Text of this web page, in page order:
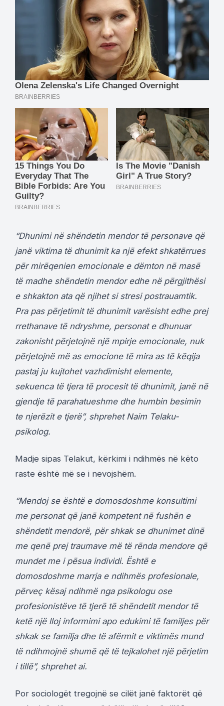
“Dhunimi në shëndetin mendor të personave që
janë viktima të dhunimit ka një efekt shkatërrues
për mirëqenien emocionale e dëmton në masë
të madhe shëndetin mendor edhe në përgjithësi
e shkakton ata që njihet si stresi postrauamtik.
Pra pas përjetimit të dhunimit varësisht edhe prej
rrethanave të ndryshme, personat e dhunuar
zakonisht përjetojnë një mpirje emocionale, nuk
përjetojnë më as emocione të mira as të këqija
pastaj ju kujtohet vazhdimisht elemente,
sekuenca të tjera të procesit të dhunimit, janë në
gjendje të parahatueshme dhe humbin besimin
te njerëzit e tjerë”, shprehet Naim Telaku-
psikolog.
Madje sipas Telakut, kërkimi i ndihmës në këto
raste është më se i nevojshëm.
“Mendoj se është e domosdoshme konsultimi
me personat që janë kompetent në fushën e
shëndetit mendorë, për shkak se dhunimet dinë
me qenë prej traumave më të rënda mendore që
mundet me i pësua individi. Është e
domosdoshme marrja e ndihmës profesionale,
përveç kësaj ndihmë nga psikologu ose
profesionistëve të tjerë të shëndetit mendor të
ketë një lloj informimi apo edukimi të familjes për
shkak se familja dhe të afërmit e viktimës mund
të ndihmojnë shumë që të tejkalohet një përjetim
i tillë”, shprehet ai.
Por sociologët tregojnë se cilët janë faktorët që